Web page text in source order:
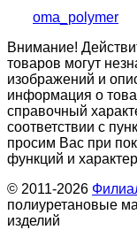
oma_polymer
Внимание!
товаров могут
изображений и
информация о
справочный
соответствии с
просим Вас при
функций и
© 2011-2026
полиуретановые
изделий